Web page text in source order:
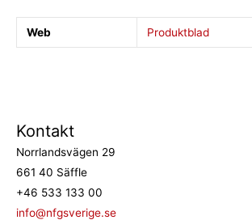
Web Produktblad
Kontakt
Norrlandsvägen 29
661 40 Säffle
+46 533 133 00
info@nfgsverige.se